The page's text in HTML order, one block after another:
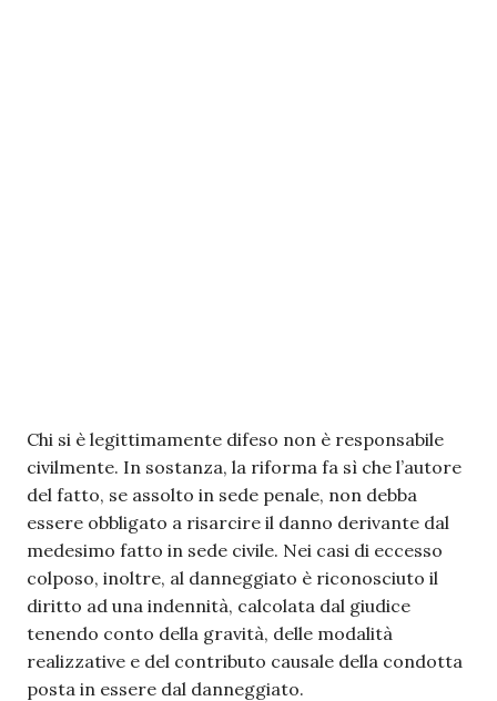
Chi si è legittimamente difeso non è responsabile
civilmente. In sostanza, la riforma fa sì che l’autore
del fatto, se assolto in sede penale, non debba
essere obbligato a risarcire il danno derivante dal
medesimo fatto in sede civile. Nei casi di eccesso
colposo, inoltre, al danneggiato è riconosciuto il
diritto ad una indennità, calcolata dal giudice
tenendo conto della gravità, delle modalità
realizzative e del contributo causale della condotta
posta in essere dal danneggiato.